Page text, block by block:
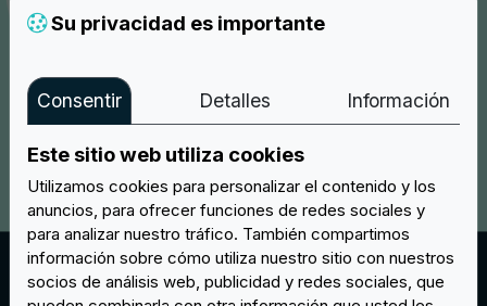
Capas de chenilla
Para los parches de chenilla puede elegir cuántas
Su privacidad es importante
Consentir Detalles Información
Este sitio web utiliza cookies
Utilizamos cookies para personalizar el contenido y los
anuncios, para ofrecer funciones de redes sociales y
para analizar nuestro tráfico. También compartimos
información sobre cómo utiliza nuestro sitio con nuestros
socios de análisis web, publicidad y redes sociales, que